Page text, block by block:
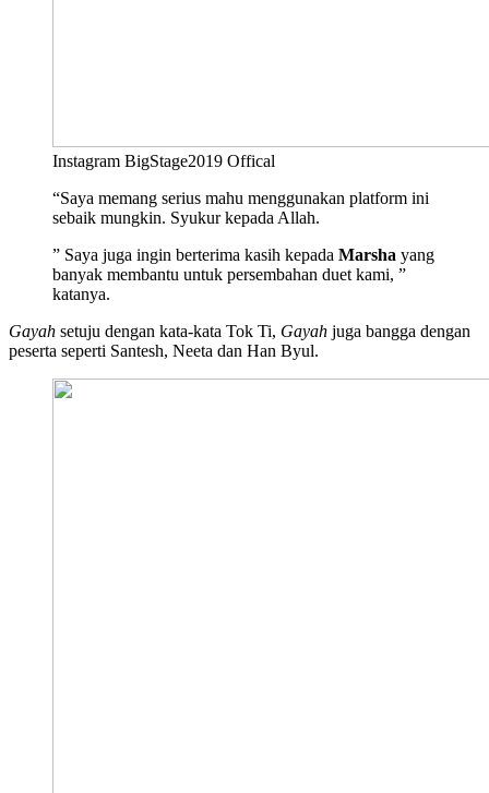
Instagram BigStage2019 Offical
“Saya memang serius mahu menggunakan platform ini
sebaik mungkin. Syukur kepada Allah.
” Saya juga ingin berterima kasih kepada Marsha yang
banyak membantu untuk persembahan duet kami, ”
katanya.
Gayah setuju dengan kata-kata Tok Ti, Gayah juga bangga dengan
peserta seperti Santesh, Neeta dan Han Byul.